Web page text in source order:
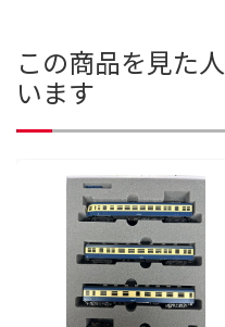
この商品を見た
います